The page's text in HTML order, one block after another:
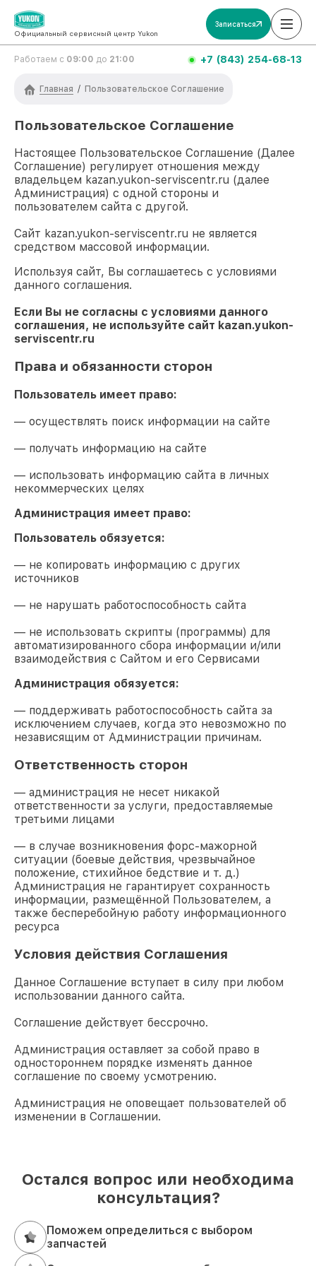
Официальный сервисный центр Yukon
Записаться
Работаем с 09:00 до 21:00 +7 (843) 254-68-13
Главная / Пользовательское Соглашение
Пользовательское Соглашение
Настоящее Пользовательское Соглашение (Далее
Соглашение) регулирует отношения между
владельцем kazan.yukon-serviscentr.ru (далее
Администрация) с одной стороны и
пользователем сайта с другой.
Сайт kazan.yukon-serviscentr.ru не является
средством массовой информации.
Используя сайт, Вы соглашаетесь с условиями
данного соглашения.
Если Вы не согласны с условиями данного
соглашения, не используйте сайт kazan.yukon-
serviscentr.ru
Права и обязанности сторон
Пользователь имеет право:
— осуществлять поиск информации на сайте
— получать информацию на сайте
— использовать информацию сайта в личных
некоммерческих целях
Администрация имеет право:
Пользователь обязуется:
— не копировать информацию с других
источников
— не нарушать работоспособность сайта
— не использовать скрипты (программы) для
автоматизированного сбора информации и/или
взаимодействия с Сайтом и его Сервисами
Администрация обязуется:
— поддерживать работоспособность сайта за
исключением случаев, когда это невозможно по
независящим от Администрации причинам.
Ответственность сторон
— администрация не несет никакой
ответственности за услуги, предоставляемые
третьими лицами
— в случае возникновения форс-мажорной
ситуации (боевые действия, чрезвычайное
положение, стихийное бедствие и т. д.)
Администрация не гарантирует сохранность
информации, размещённой Пользователем, а
также бесперебойную работу информационного
ресурса
Условия действия Соглашения
Данное Соглашение вступает в силу при любом
использовании данного сайта.
Соглашение действует бессрочно.
Администрация оставляет за собой право в
одностороннем порядке изменять данное
соглашение по своему усмотрению.
Администрация не оповещает пользователей об
изменении в Соглашении.
Остался вопрос или необходима
консультация?
Поможем определиться с выбором
запчастей